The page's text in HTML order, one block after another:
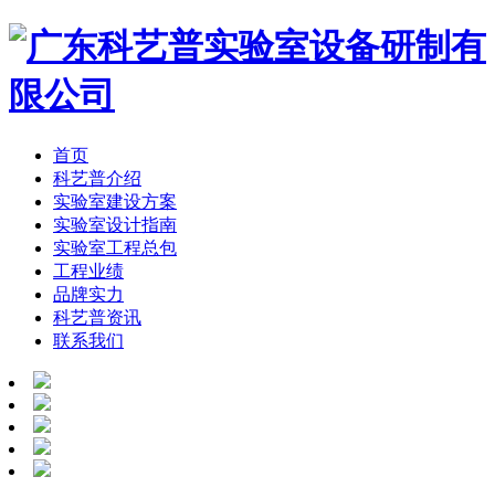
首页
科艺普介绍
实验室建设方案
实验室设计指南
实验室工程总包
工程业绩
品牌实力
科艺普资讯
联系我们